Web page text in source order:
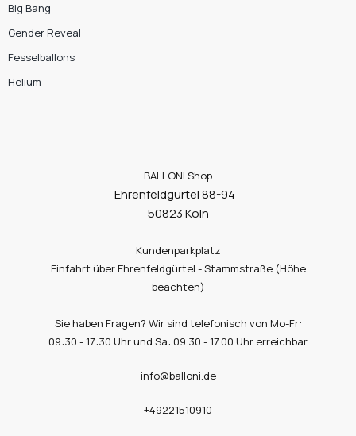
Big Bang
Gender Reveal
Fesselballons
Helium
BALLONI Shop
Ehrenfeldgürtel 88-94
50823 Köln
Kundenparkplatz
Einfahrt über Ehrenfeldgürtel - Stammstraße (Höhe
beachten)
Sie haben Fragen? Wir sind telefonisch von Mo-Fr:
09:30 - 17:30 Uhr und Sa: 09.30 - 17.00 Uhr erreichbar
info@balloni.de
+49221510910